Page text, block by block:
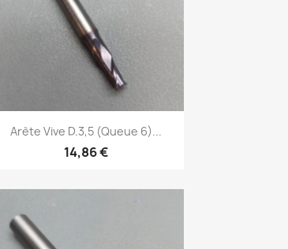
Aperçu rapide
Arète Vive D.3,5 (Queue 6)...
14,86 €